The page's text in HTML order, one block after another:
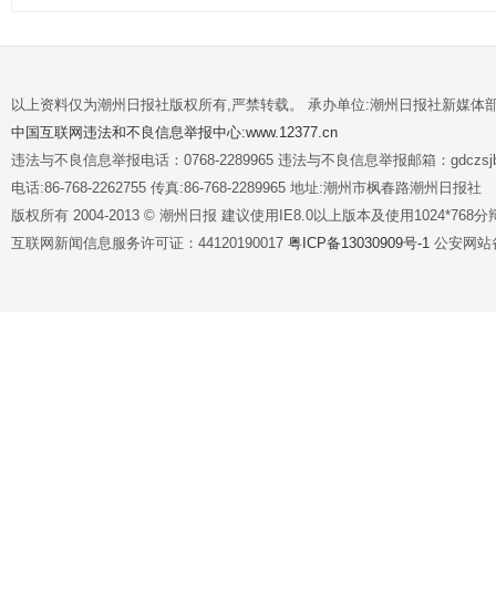
以上资料仅为潮州日报社版权所有,严禁转载。 承办单位:潮州日报社新媒体
中国互联网违法和不良信息举报中心:www.12377.cn
违法与不良信息举报电话：0768-2289965 违法与不良信息举报邮箱：
电话:86-768-2262755 传真:86-768-2289965 地址:潮州市枫春路潮州日报社
版权所有 2004-2013 © 潮州日报 建议使用IE8.0以上版本及使用1024*768分
互联网新闻信息服务许可证：44120190017 粤ICP备13030909号-1 公安网站